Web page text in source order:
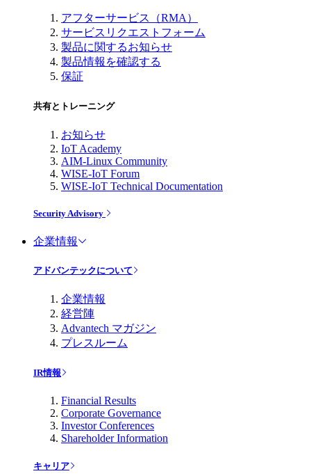
アフターサービス（RMA）
サービスリクエストフォーム
製品に関するお知らせ
製品情報を確認する
保証
共有とトレーニング
お知らせ
IoT Academy
AIM-Linux Community
WISE-IoT Forum
WISE-IoT Technical Documentation
Security Advisory
企業情報
アドバンテックについて
企業情報
経営陣
Advantech マガジン
プレスルーム
IR情報
Financial Results
Corporate Governance
Investor Conferences
Shareholder Information
キャリア